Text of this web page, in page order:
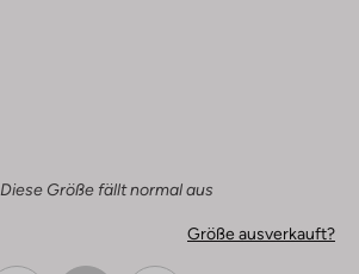
Diese Größe fällt normal aus
Größe ausverkauft?